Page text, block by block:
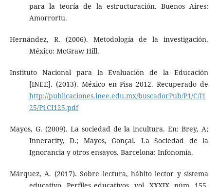
para la teoría de la estructuración. Buenos Aires:
Amorrortu.
Hernández, R. (2006). Metodología de la investigación.
México: McGraw Hill.
Instituto Nacional para la Evaluación de la Educación
[INEE]. (2013). México en Pisa 2012. Recuperado de
http://publicaciones.inee.edu.mx/buscadorPub/P1/C/I1
25/P1CI125.pdf
Mayos, G. (2009). La sociedad de la incultura. En: Brey, A;
Innerarity, D.; Mayos, Gonçal. La Sociedad de la
Ignorancia y otros ensayos. Barcelona: Infonomía.
Márquez, A. (2017). Sobre lectura, hábito lector y sistema